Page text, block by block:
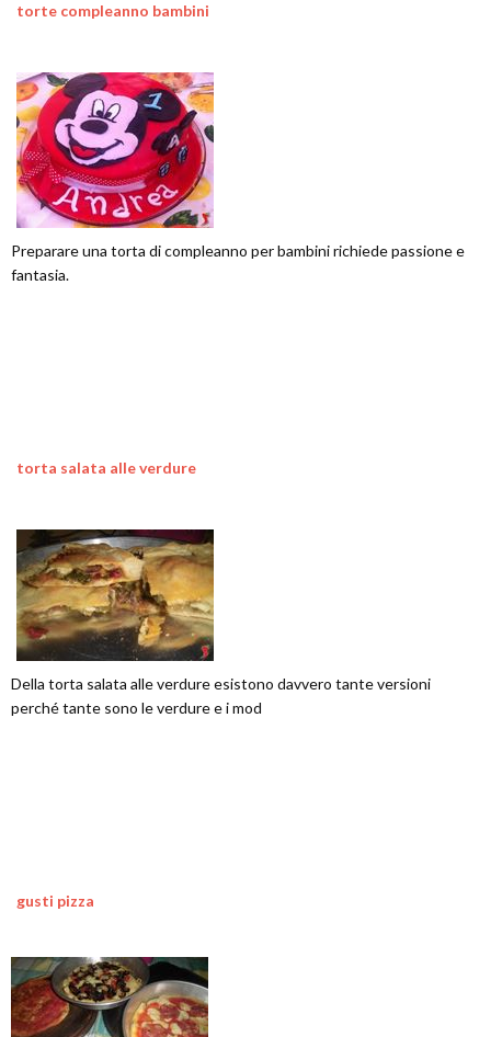
torte compleanno bambini
Preparare una torta di compleanno per bambini richiede passione e
fantasia.
torta salata alle verdure
Della torta salata alle verdure esistono davvero tante versioni
perché tante sono le verdure e i mod
gusti pizza